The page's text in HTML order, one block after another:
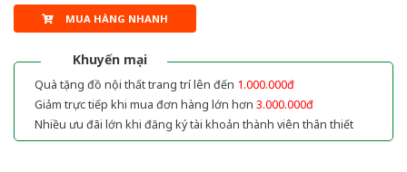
MUA HÀNG NHANH
Khuyến mại
Quà tặng đồ nội thất trang trí lên đến 1.000.000đ
Giảm trực tiếp khi mua đơn hàng lớn hơn 3.000.000đ
Nhiều ưu đãi lớn khi đăng ký tài khoản thành viên thân thiết